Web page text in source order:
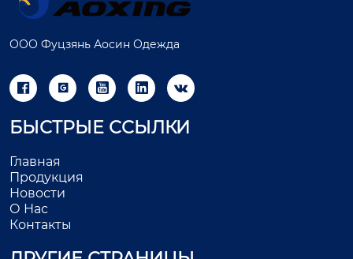
ООО Фуцзянь Аосин Одежда
    
БЫСТРЫЕ ССЫЛКИ
Главная
Продукция
Новости
О Нас
Контакты